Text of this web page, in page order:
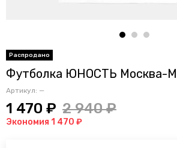
Футболка ЮНОСТЬ Москва-
Артикул: —
1 470 ₽ 2 940 ₽
Экономия 1 470 ₽